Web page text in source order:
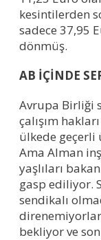
kesintilerden
sadece 37,95
dönmüş.
AB İÇİNDE
Avrupa Birliği
çalışım
ülkede geçerli
Ama Alman
yaşlıları
gasp ediliyor.
sendikalı
bekliyor ve